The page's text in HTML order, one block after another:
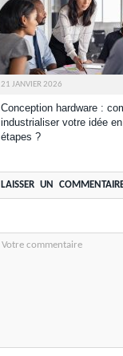
21 JANVIER 2026
Conception hardware :
industrialiser votre idée
étapes ?
LAISSER UN